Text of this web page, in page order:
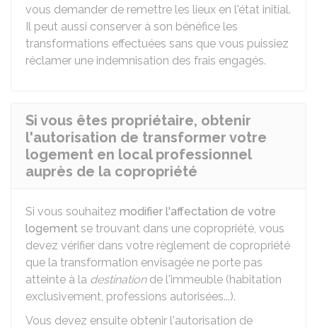
vous demander de remettre les lieux en l'état initial.
Il peut aussi conserver à son bénéfice les
transformations effectuées sans que vous puissiez
réclamer une indemnisation des frais engagés.
Si vous êtes propriétaire, obtenir
l'autorisation de transformer votre
logement en local professionnel
auprès de la copropriété
Si vous souhaitez modifier l'affectation de votre
logement se trouvant dans une copropriété, vous
devez vérifier dans votre règlement de copropriété
que la transformation envisagée ne porte pas
atteinte à la destinationde l'immeuble (habitation
exclusivement, professions autorisées...).
Vous devez ensuite obtenir l'autorisation de